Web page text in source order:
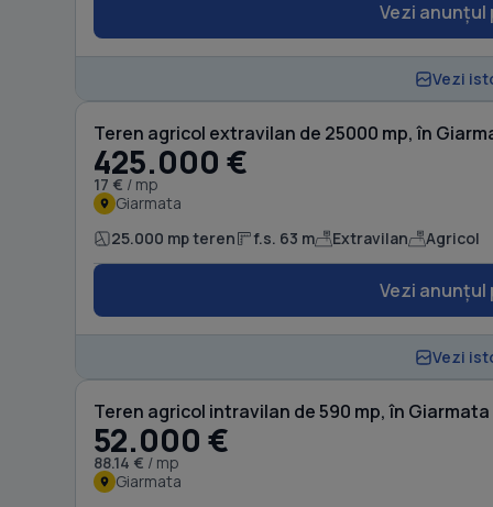
Vezi anunțul
Vezi
Teren agricol extravilan de 25000 mp, în
425.000 €
17 € / mp
Giarmata
25.000 mp teren f.s. 63 m Extravilan Agricol
Vezi anunțul
Vezi
Teren agricol intravilan de 590 mp, în Giarmata
52.000 €
88.14 € / mp
Giarmata